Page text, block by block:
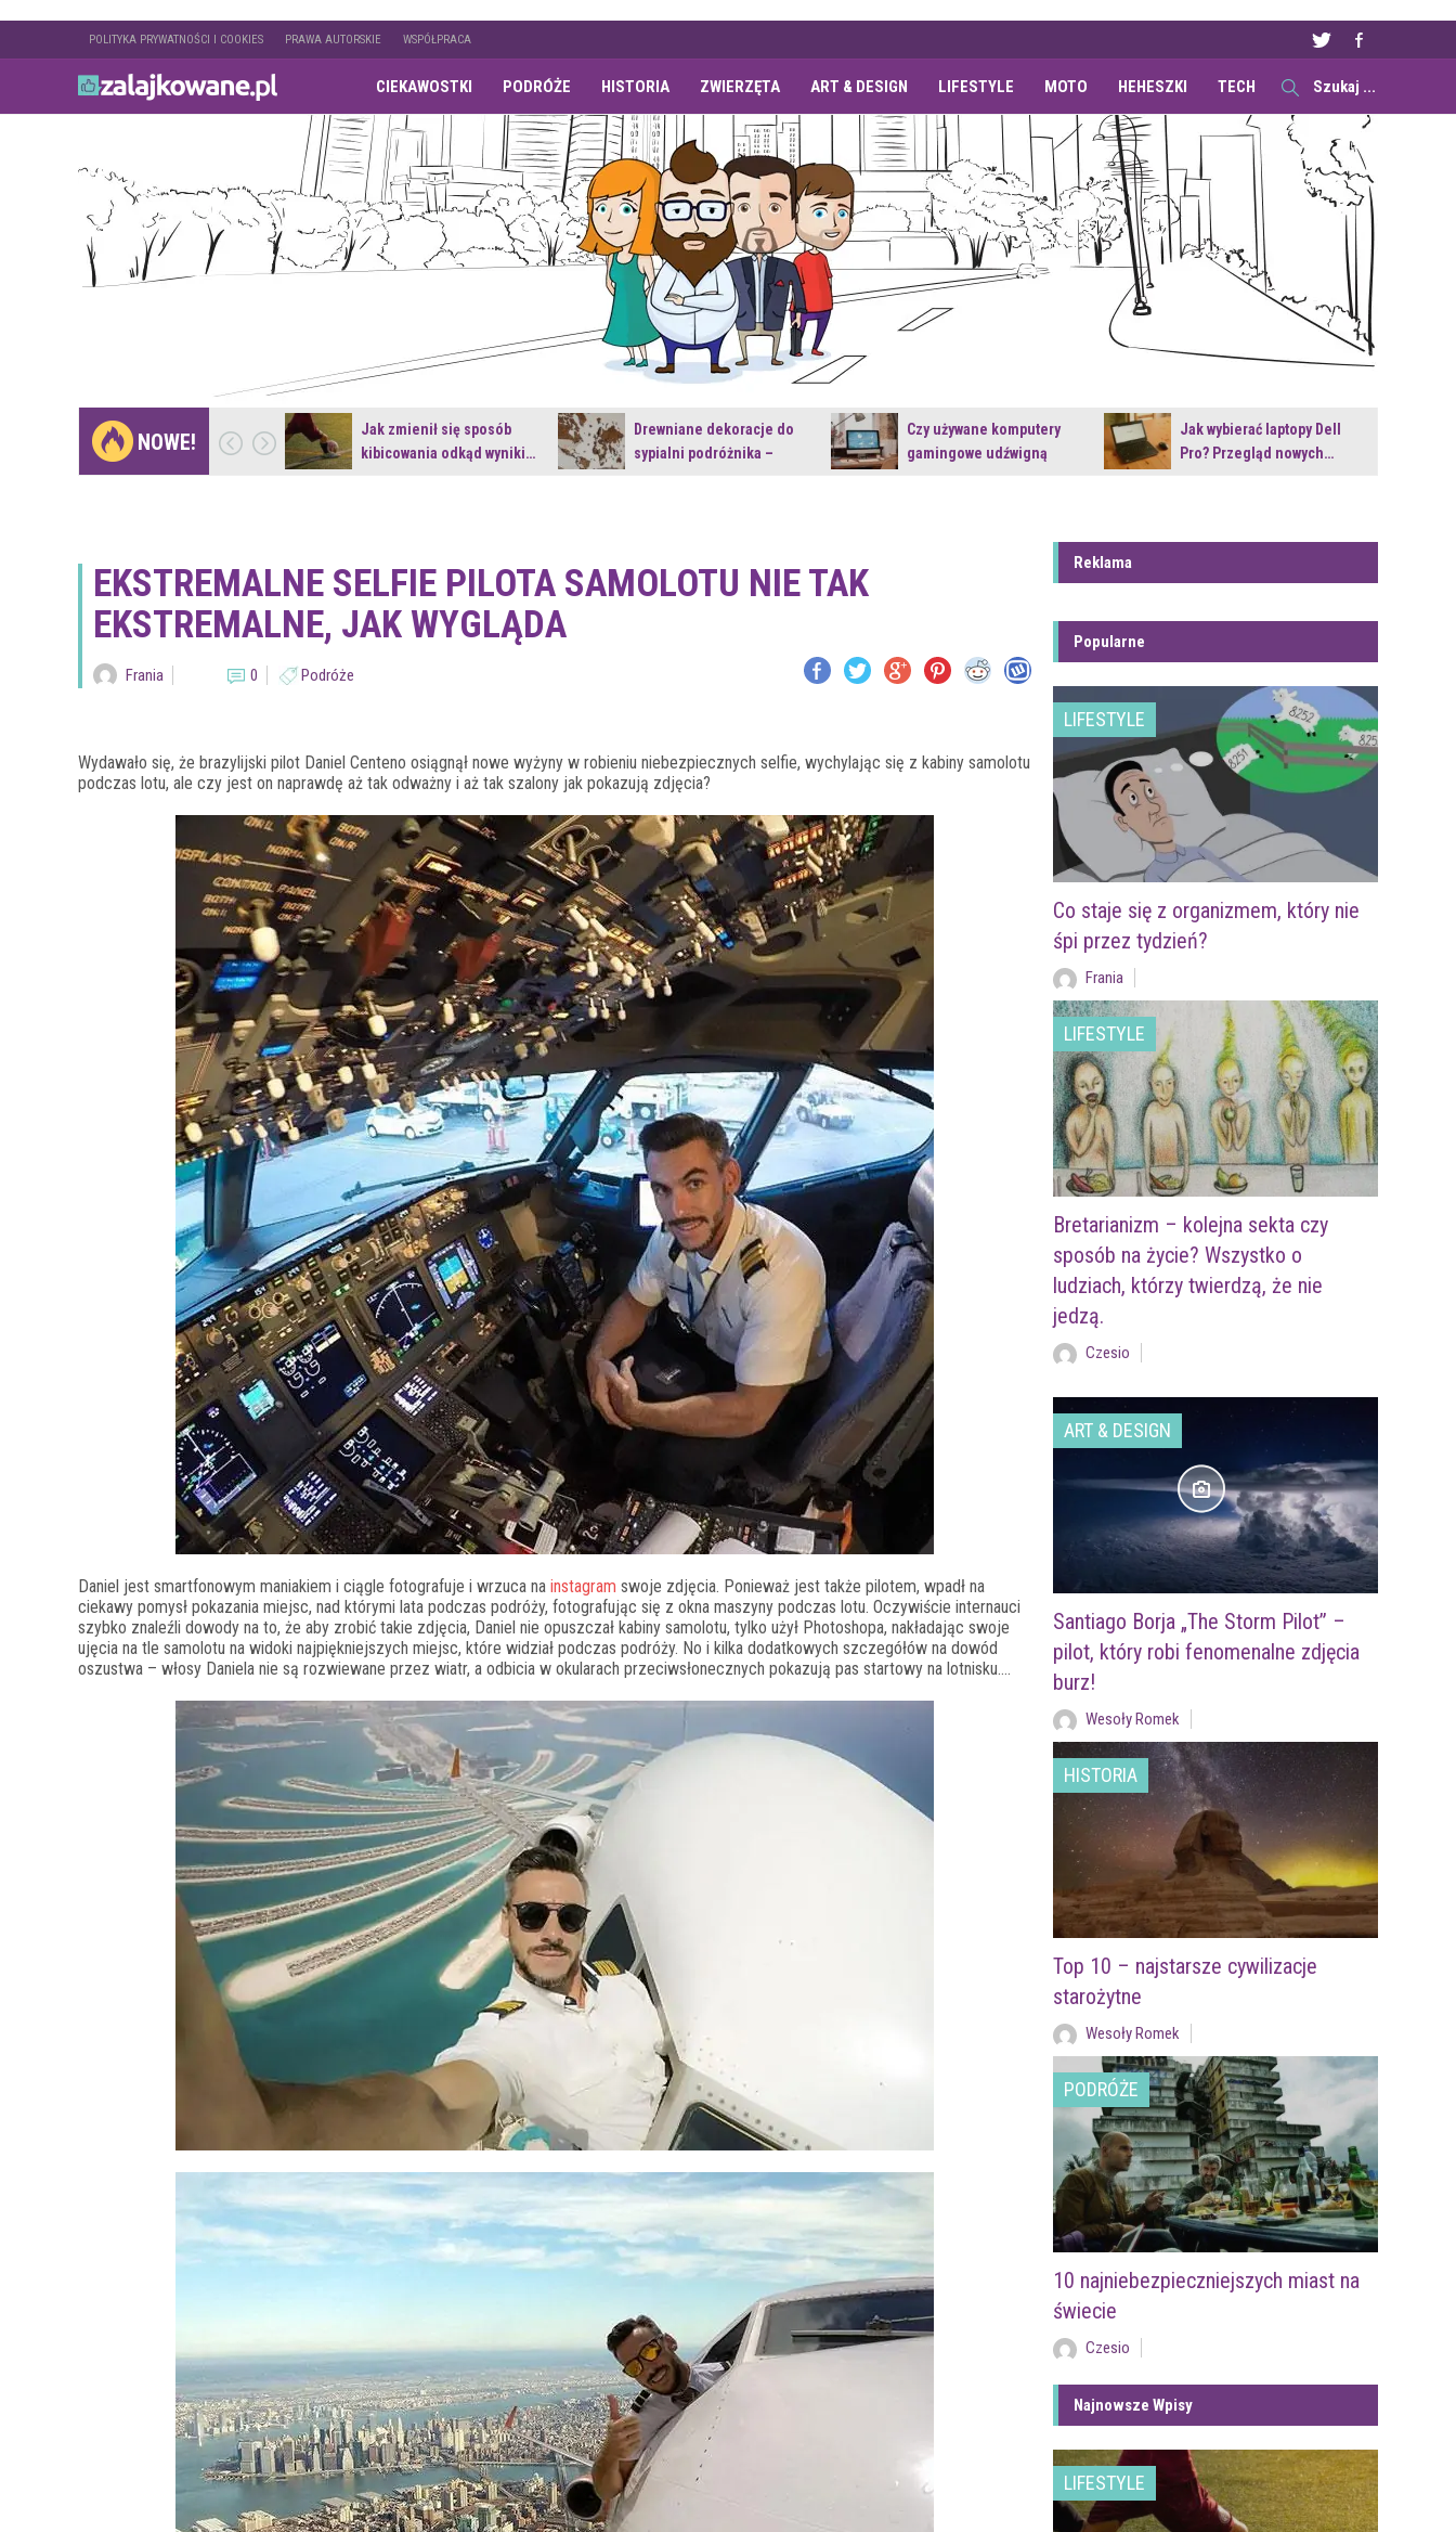
POLITYKA PRYWATNOŚCI I COOKIES PRAWA AUTORSKIE WSPÓŁPRACA
CIEKAWOSTKI PODRÓŻE HISTORIA ZWIERZĘTA ART & DESIGN LIFESTYLE MOTO HEHESZKI TECH
NOWE!
Gdzie pojechać na
weekend z naturą w…
Jak zmienił się sposób
kibicowania odkąd wyniki…
Drewniane dekoracje do
sypialni podróżnika –
Czy używane komputery
gamingowe udźwigną
Jak wybierać laptopy Dell
Pro? Przegląd nowych…
EKSTREMALNE SELFIE PILOTA SAMOLOTU NIE TAK
EKSTREMALNE, JAK WYGLĄDA
Frania 0 Podróże
Wydawało się, że brazylijski pilot Daniel Centeno osiągnął nowe wyżyny w robieniu niebezpiecznych selfie, wychylając się z kabiny samolotu
podczas lotu, ale czy jest on naprawdę aż tak odważny i aż tak szalony jak pokazują zdjęcia?
Daniel jest smartfonowym maniakiem i ciągle fotografuje i wrzuca na instagram swoje zdjęcia. Ponieważ jest także pilotem, wpadł na
ciekawy pomysł pokazania miejsc, nad którymi lata podczas podróży, fotografując się z okna maszyny podczas lotu. Oczywiście internauci
szybko znaleźli dowody na to, że aby zrobić takie zdjęcia, Daniel nie opuszczał kabiny samolotu, tylko użył Photoshopa, nakładając swoje
ujęcia na tle samolotu na widoki najpiękniejszych miejsc, które widział podczas podróży. No i kilka dodatkowych szczegółów na dowód
oszustwa – włosy Daniela nie są rozwiewane przez wiatr, a odbicia w okularach przeciwsłonecznych pokazują pas startowy na lotnisku….
Reklama
Popularne
LIFESTYLE
Co staje się z organizmem, który nie
śpi przez tydzień?
Frania
LIFESTYLE
Bretarianizm – kolejna sekta czy
sposób na życie? Wszystko o
ludziach, którzy twierdzą, że nie
jedzą.
Czesio
ART & DESIGN
Santiago Borja „The Storm Pilot” –
pilot, który robi fenomenalne zdjęcia
burz!
Wesoły Romek
HISTORIA
Top 10 – najstarsze cywilizacje
starożytne
Wesoły Romek
PODRÓŻE
10 najniebezpieczniejszych miast na
świecie
Czesio
Najnowsze Wpisy
LIFESTYLE